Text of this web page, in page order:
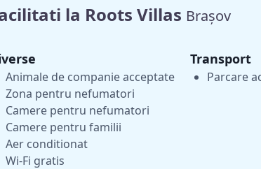
la Roots Villas Brașov
Animale de companie acceptate
Zona pentru nefumatori
Camere pentru nefumatori
Camere pentru familii
Aer conditionat
Wi-Fi gratis
Transport
Parcare